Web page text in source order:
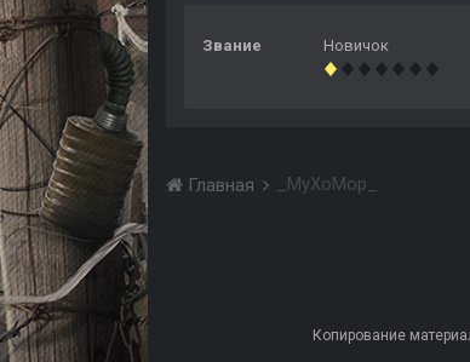
Звание Новичок
Главная _MyXoMop_
Копирование